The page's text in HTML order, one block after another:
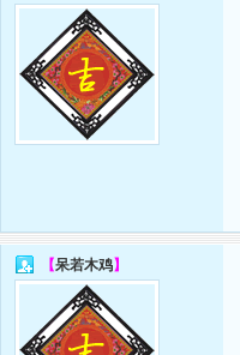
【呆若木鸡】